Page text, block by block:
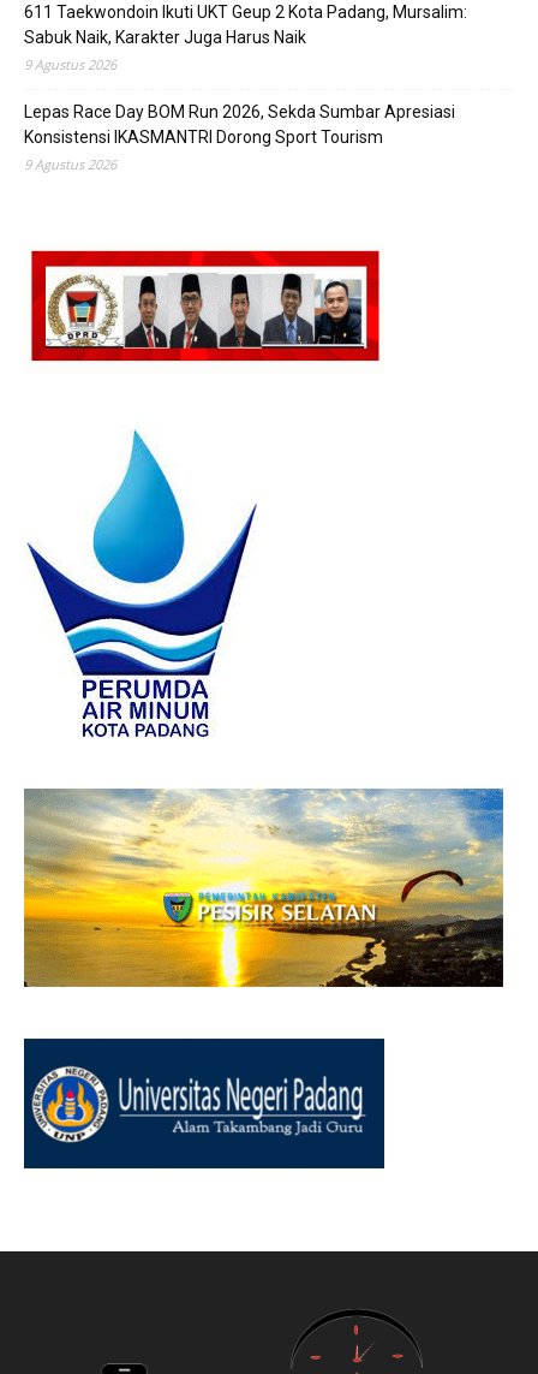
611 Taekwondoin Ikuti UKT Geup 2 Kota Padang, Mursalim:
Sabuk Naik, Karakter Juga Harus Naik
9 Agustus 2026
Lepas Race Day BOM Run 2026, Sekda Sumbar Apresiasi
Konsistensi IKASMANTRI Dorong Sport Tourism
9 Agustus 2026